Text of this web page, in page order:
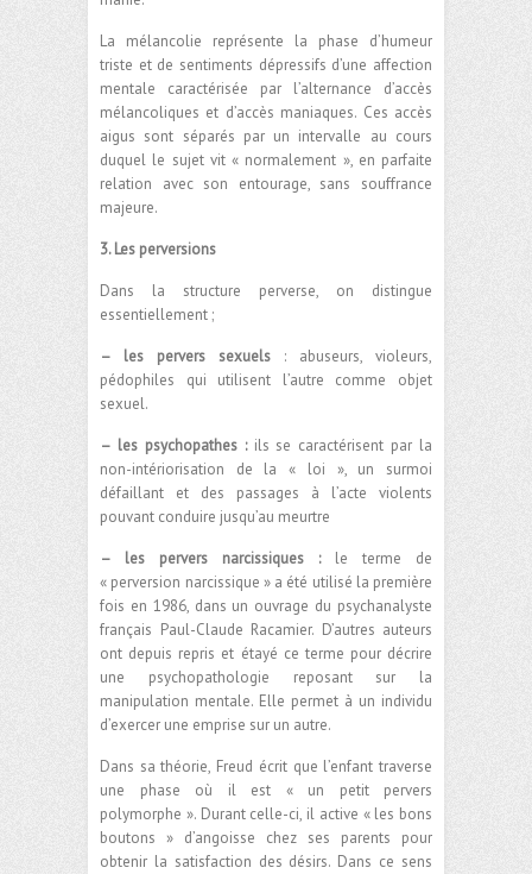
La mélancolie représente la phase d’humeur
triste et de sentiments dépressifs d’une affection
mentale caractérisée par l’alternance d’accès
mélancoliques et d’accès maniaques. Ces accès
aigus sont séparés par un intervalle au cours
duquel le sujet vit « normalement », en parfaite
relation avec son entourage, sans souffrance
majeure.
3. Les perversions
Dans la structure perverse, on distingue
essentiellement ;
– les pervers sexuels : abuseurs, violeurs,
pédophiles qui utilisent l’autre comme objet
sexuel.
– les psychopathes :ils se caractérisent par la
non-intériorisation de la « loi », un surmoi
défaillant et des passages à l’acte violents
pouvant conduire jusqu’au meurtre
– les pervers narcissiques :le terme de
« perversion narcissique » a été utilisé la première
fois en 1986, dans un ouvrage du psychanalyste
français Paul-Claude Racamier. D’autres auteurs
ont depuis repris et étayé ce terme pour décrire
une psychopathologie reposant sur la
manipulation mentale. Elle permet à un individu
d’exercer une emprise sur un autre.
Dans sa théorie, Freud écrit que l’enfant traverse
une phase où il est « un petit pervers
polymorphe ». Durant celle-ci, il active « les bons
boutons » d’angoisse chez ses parents pour
obtenir la satisfaction des désirs. Dans ce sens